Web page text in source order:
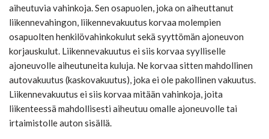
aiheutuvia vahinkoja. Sen osapuolen, joka on aiheuttanut
liikennevahingon, liikennevakuutus korvaa molempien
osapuolten henkilövahinkokulut sekä syyttömän ajoneuvon
korjauskulut. Liikennevakuutus ei siis korvaa syylliselle
ajoneuvolle aiheutuneita kuluja. Ne korvaa sitten mahdollinen
autovakuutus (kaskovakuutus), joka ei ole pakollinen vakuutus.
Liikennevakuutus ei siis korvaa mitään vahinkoja, joita
liikenteessä mahdollisesti aiheutuu omalle ajoneuvolle tai
irtaimistolle auton sisällä.